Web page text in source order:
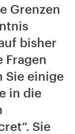
Grenzen
bisher
Sie einige
in die
Sie